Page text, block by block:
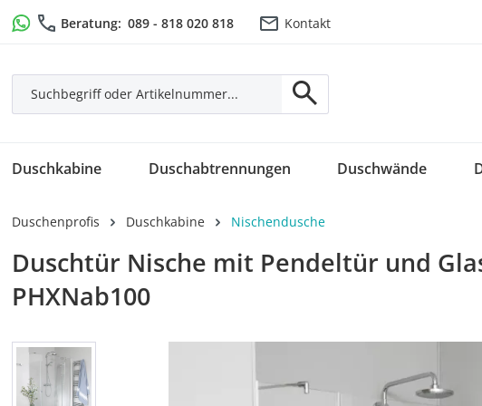
Hauptinhalt springen
Zur Suche springen
Zur Hauptnavigation springen
Beratung: 089 - 818 020 818 Kontakt
Duschkabine Duschabtrennungen Duschwände
Duschenprofis Duschkabine Nischendusche
Duschtür Nische mit Pendeltür und
PHXNab100
Bildergalerie überspringen